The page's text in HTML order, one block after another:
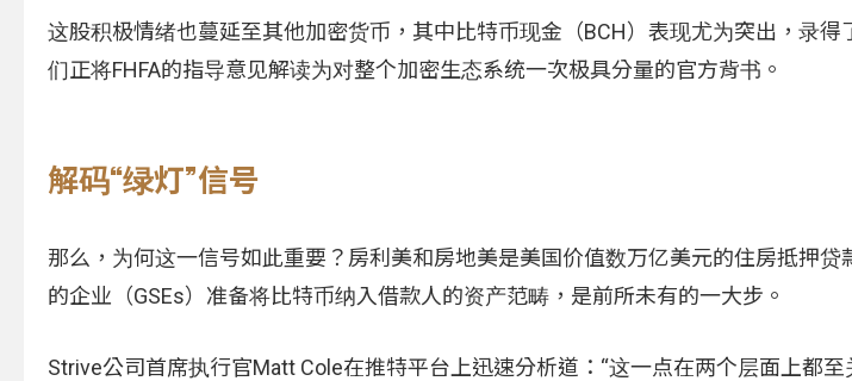
这股积极情绪也蔓延至其他加密货币，其中比特币现金（BCH）表现尤为突出，录得
们正将FHFA的指导意见解读为对整个加密生态系统一次极具分量的官方背书。
解码“绿灯”信号
那么，为何这一信号如此重要？房利美和房地美是美国价值数万亿美元的住房抵押
的企业（GSEs）准备将比特币纳入借款人的资产范畴，是前所未有的一大步。
Strive公司首席执行官Matt Cole在推特平台上迅速分析道：“这一点在两个层面上都